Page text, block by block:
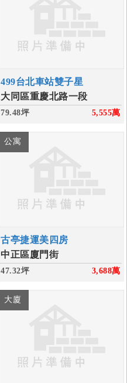
499台北車站雙子星
大同區重慶北路一段
79.48坪 5,555萬
公寓
古亭捷運美四房
中正區廈門街
47.32坪 3,688萬
大廈